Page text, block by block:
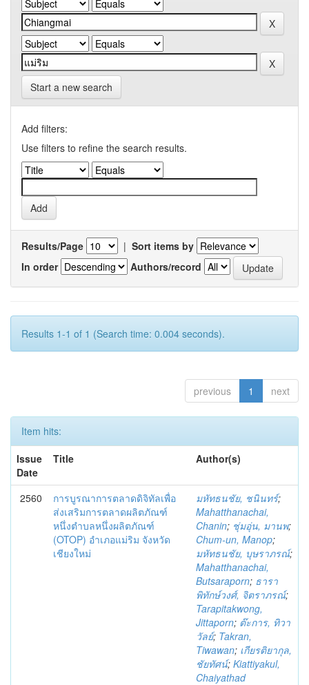
Start a new search
Add filters:
Use filters to refine the search results.
Results/Page | Sort items by
In order
Authors/record
Results 1-1 of 1 (Search time: 0.004 seconds).
previous 1 next
Item hits:
Issue
Date
Title Author(s)
2560
การบูรณาการตลาดดิจิทัลเพื่อ
ส่งเสริมการตลาดผลิตภัณฑ์
หนึ่งตำบลหนึ่งผลิตภัณฑ์
(OTOP) อำเภอแม่ริม จังหวัด
เชียงใหม่
มหัทธนชัย, ชนินทร์;
Mahatthanachai,
Chanin; ชุ่มอุ่น, มานพ;
Chum-un, Manop;
มหัทธนชัย, บุษราภรณ์;
Mahatthanachai,
Butsaraporn; ธารา
พิทักษ์วงศ์, จิตราภรณ์;
Tarapitakwong,
Jittaporn; ต๊ะการ, ทิวา
วัลย์; Takran,
Tiwawan; เกียรติยากุล,
ชัยทัศน์; Kiattiyakul,
Chaiyathad